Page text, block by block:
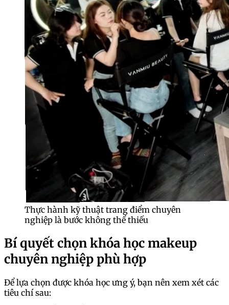
Thực hành kỹ thuật trang điểm chuyên
nghiệp là bước không thể thiếu
Bí quyết chọn khóa học makeup
chuyên nghiệp phù hợp
Để lựa chọn được khóa học ưng ý, bạn nên xem xét các
tiêu chí sau: